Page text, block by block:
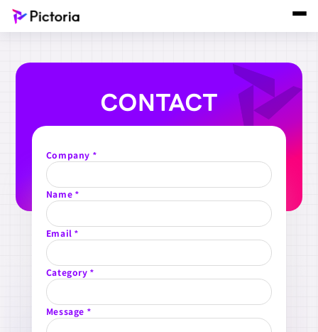
CONTACT
Company *
Name *
Email *
Category *
Message *